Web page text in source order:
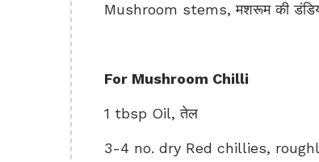
Mushroom stems, मशरूम की
For Mushroom Chilli
1 tbsp Oil, तेल
3-4 no. dry Red chillies,